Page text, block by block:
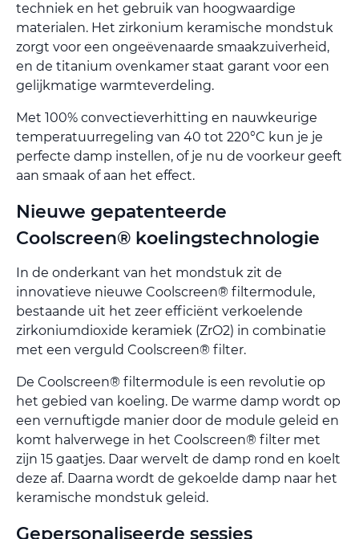
techniek en het gebruik van hoogwaardige
materialen. Het zirkonium keramische mondstuk
zorgt voor een ongeëvenaarde smaakzuiverheid,
en de titanium ovenkamer staat garant voor een
gelijkmatige warmteverdeling.
Met 100% convectieverhitting en nauwkeurige
temperatuurregeling van 40 tot 220°C kun je je
perfecte damp instellen, of je nu de voorkeur geeft
aan smaak of aan het effect.
Nieuwe gepatenteerde
Coolscreen® koelingstechnologie
In de onderkant van het mondstuk zit de
innovatieve nieuwe Coolscreen® filtermodule,
bestaande uit het zeer efficiënt verkoelende
zirkoniumdioxide keramiek (ZrO2) in combinatie
met een verguld Coolscreen® filter.
De Coolscreen® filtermodule is een revolutie op
het gebied van koeling. De warme damp wordt op
een vernuftigde manier door de module geleid en
komt halverwege in het Coolscreen® filter met
zijn 15 gaatjes. Daar wervelt de damp rond en koelt
deze af. Daarna wordt de gekoelde damp naar het
keramische mondstuk geleid.
Gepersonaliseerde sessies